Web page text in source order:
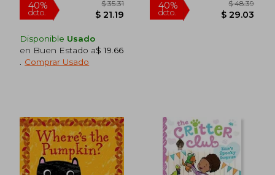
40%
dcto.
$ 35.89
$ 21.53
40%
dcto.
Disponible Usado
en Buen Estado a$ 19.66
Comprar Usado